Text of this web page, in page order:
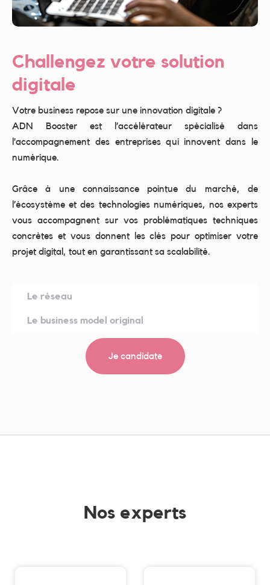
Challengez votre solution
digitale
Votre business repose sur une innovation digitale ?
ADN Booster est l’accélérateur spécialisé dans
l’accompagnement des entreprises qui innovent dans le
numérique.
Grâce à une connaissance pointue du marché, de
l’écosystème et des technologies numériques, nos experts
vous accompagnent sur vos problématiques techniques
concrètes et vous donnent les clés pour optimiser votre
projet digital, tout en garantissant sa scalabilité.
Le réseau
Le business model original
Je candidate
Nos experts